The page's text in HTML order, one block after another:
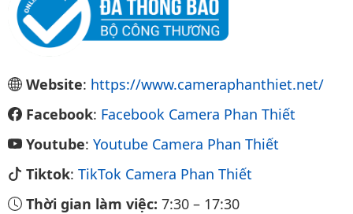
Website: https://www.cameraphanthiet.net/
Facebook: Facebook Camera Phan Thiết
Youtube: Youtube Camera Phan Thiết
Tiktok: TikTok Camera Phan Thiết
Thời gian làm việc: 7:30 – 17:30